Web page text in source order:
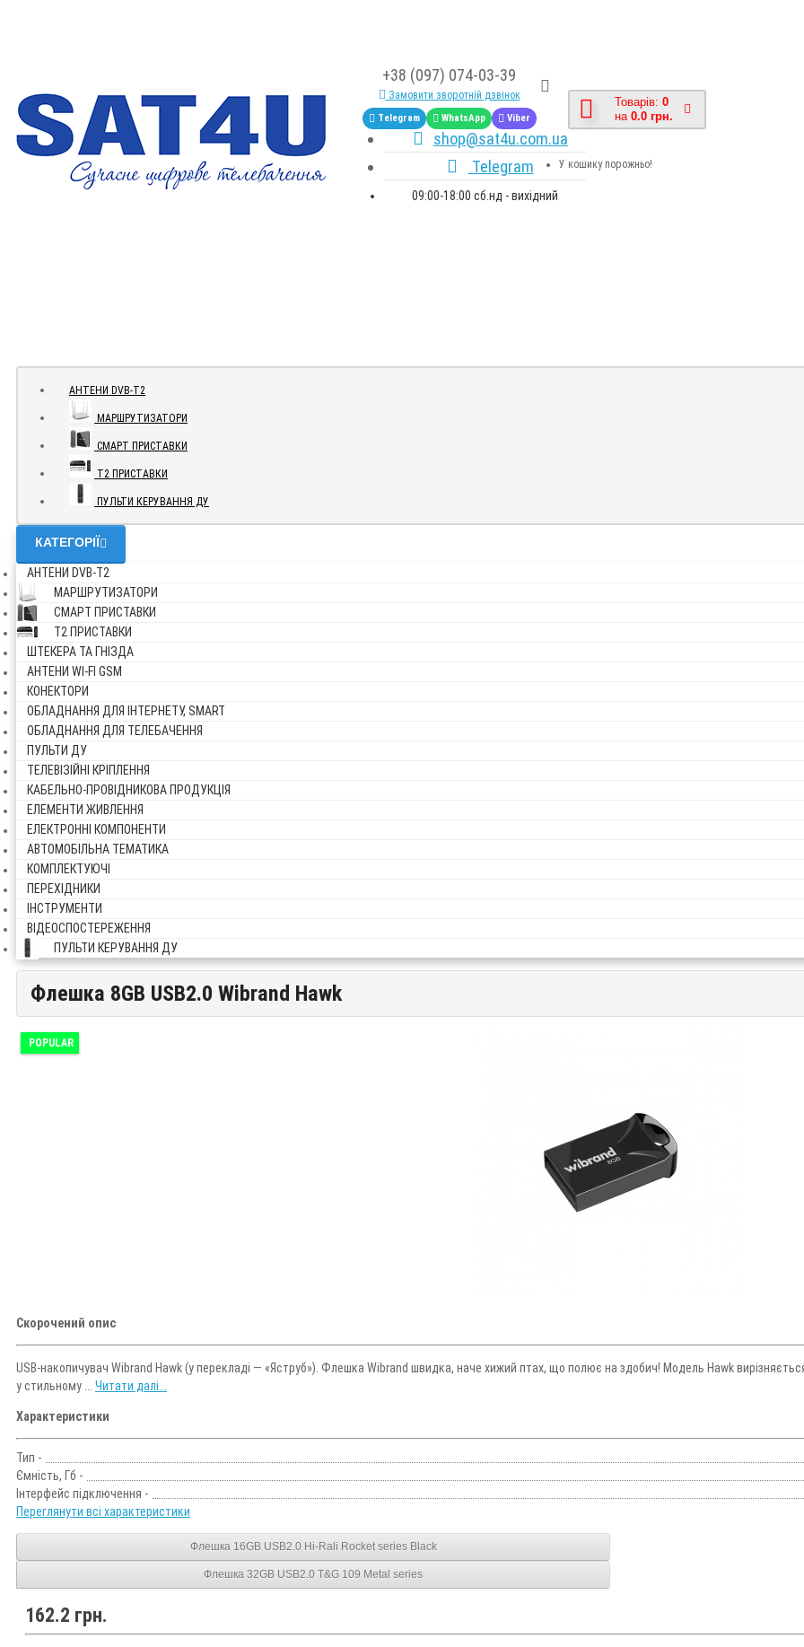
+38 (097) 074-03-39
Замовити зворотній дзвінок
Telegram WhatsApp Viber
shop@sat4u.com.ua
Telegram
09:00-18:00 сб.нд - вихідний
Товарів: 0
на 0.0 грн.
У кошику порожньо!
АНТЕНИ DVB-Т2
МАРШРУТИЗАТОРИ
СМАРТ ПРИСТАВКИ
Т2 ПРИСТАВКИ
ПУЛЬТИ КЕРУВАННЯ ДУ
КАТЕГОРІЇ
АНТЕНИ DVB-Т2
МАРШРУТИЗАТОРИ
СМАРТ ПРИСТАВКИ
Т2 ПРИСТАВКИ
ШТЕКЕРА ТА ГНІЗДА
АНТЕНИ WI-FI GSM
КОНЕКТОРИ
ОБЛАДНАННЯ ДЛЯ ІНТЕРНЕТУ, SMART
ОБЛАДНАННЯ ДЛЯ ТЕЛЕБАЧЕННЯ
ПУЛЬТИ ДУ
ТЕЛЕВІЗІЙНІ КРІПЛЕННЯ
КАБЕЛЬНО-ПРОВІДНИКОВА ПРОДУКЦІЯ
ЕЛЕМЕНТИ ЖИВЛЕННЯ
ЕЛЕКТРОННІ КОМПОНЕНТИ
АВТОМОБІЛЬНА ТЕМАТИКА
КОМПЛЕКТУЮЧІ
ПЕРЕХІДНИКИ
ІНСТРУМЕНТИ
ВІДЕОСПОСТЕРЕЖЕННЯ
ПУЛЬТИ КЕРУВАННЯ ДУ
Флешка 8GB USB2.0 Wibrand Hawk
Флешка 8GB USB2.0 Wibrand Hawk
POPULAR
Скорочений опис
USB-накопичувач Wibrand Hawk (у перекладі — «Яструб»). Флешка Wibrand швидка, наче хижий птах, що полює на здобич! Модель Hawk
у стильному ... Читати далі...
Характеристики
Тип -
Ємність, Гб -
Інтерфейс підключення -
Переглянути всі характеристики
Флешка 16GB USB2.0 Hi-Rali Rocket series Black
Флешка 32GB USB2.0 T&G 109 Metal series
162.2 грн.